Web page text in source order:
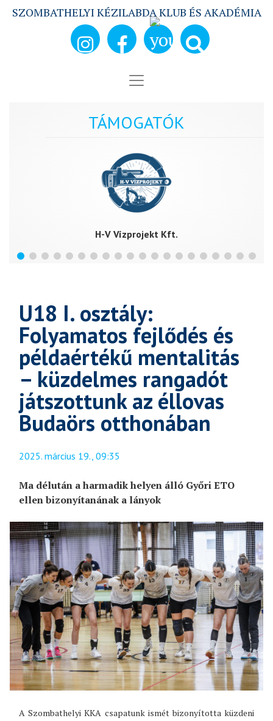
SZOMBATHELYI KÉZILABDA KLUB ÉS AKADÉMIA
TÁMOGATÓK
H-V Vízprojekt Kft.
U18 I. osztály:
Folyamatos fejlődés és
példaértékű mentalitás
– küzdelmes rangadót
játszottunk az éllovas
Budaörs otthonában
2025. március 19., 09:35
Ma délután a harmadik helyen álló Győri ETO
ellen bizonyítanának a lányok
A Szombathelyi KKA csapatunk ismét bizonyította küzdeni